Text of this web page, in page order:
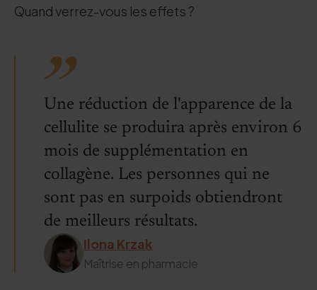
Quand verrez-vous les effets ?
Une réduction de l'apparence de la
cellulite se produira après environ 6
mois de supplémentation en
collagène. Les personnes qui ne
sont pas en surpoids obtiendront
de meilleurs résultats.
Ilona Krzak
Maîtrise en pharmacie